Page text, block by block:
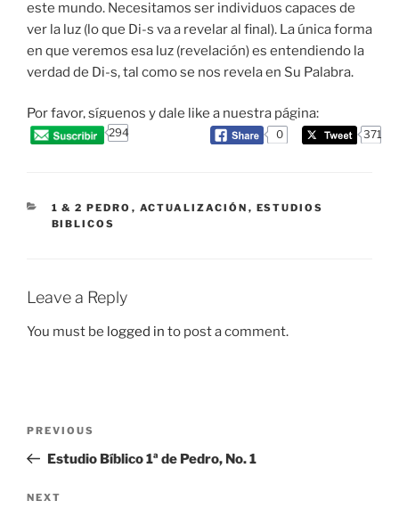
este mundo. Necesitamos ser individuos capaces de
ver la luz (lo que Di-s va a revelar al final). La única forma
en que veremos esa luz (revelación) es entendiendo la
verdad de Di-s, tal como se nos revela en Su Palabra.
Por favor, síguenos y dale like a nuestra página:
294 0 371
CATEGORIES
1 & 2 PEDRO , ACTUALIZACIÓN , ESTUDIOS
BIBLICOS
Leave a Reply
You must be logged in to post a comment.
Previous
Post
PREVIOUS
Estudio Bíblico 1ª de Pedro, No. 1
Next
NEXT